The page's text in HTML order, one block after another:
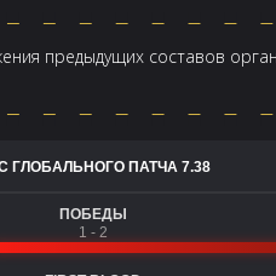
предыдущих составов
ГЛОБАЛЬНОГО ПАТЧА 7.38
ПОБЕДЫ
1 - 2